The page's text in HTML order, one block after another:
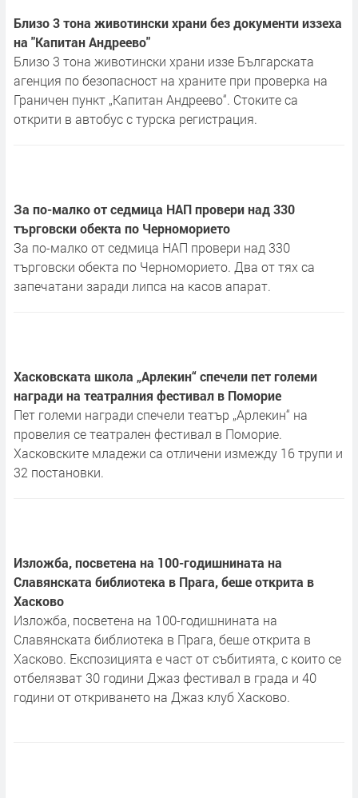
Близо 3 тона животински храни без документи иззеха
на "Капитан Андреево"
Близо 3 тона животински храни иззе Българската
агенция по безопасност на храните при проверка на
Граничен пункт „Капитан Андреево“. Стоките са
открити в автобус с турска регистрация.
За по-малко от седмица НАП провери над 330
търговски обекта по Черноморието
За по-малко от седмица НАП провери над 330
търговски обекта по Черноморието. Два от тях са
запечатани заради липса на касов апарат.
Хасковската школа „Арлекин“ спечели пет големи
награди на театралния фестивал в Поморие
Пет големи награди спечели театър „Арлекин“ на
провелия се театрален фестивал в Поморие.
Хасковските младежи са отличени измежду 16 трупи и
32 постановки.
Изложба, посветена на 100-годишнината на
Славянската библиотека в Прага, беше открита в
Хасково
Изложба, посветена на 100-годишнината на
Славянската библиотека в Прага, беше открита в
Хасково. Експозицията е част от събитията, с които се
отбелязват 30 години Джаз фестивал в града и 40
години от откриването на Джаз клуб Хасково.